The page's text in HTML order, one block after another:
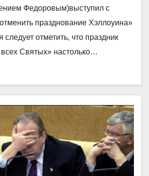
Федоровым)выступил с
празднование Хэллоуина»
следует отметить, что праздник
Святых» настолько…